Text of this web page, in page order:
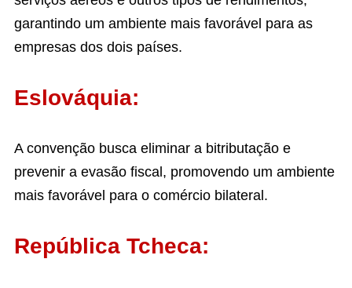
garantindo um ambiente mais favorável para as
empresas dos dois países.
Eslováquia:
A convenção busca eliminar a bitributação e
prevenir a evasão fiscal, promovendo um ambiente
mais favorável para o comércio bilateral.
República Tcheca: